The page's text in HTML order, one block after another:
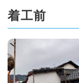
着工前